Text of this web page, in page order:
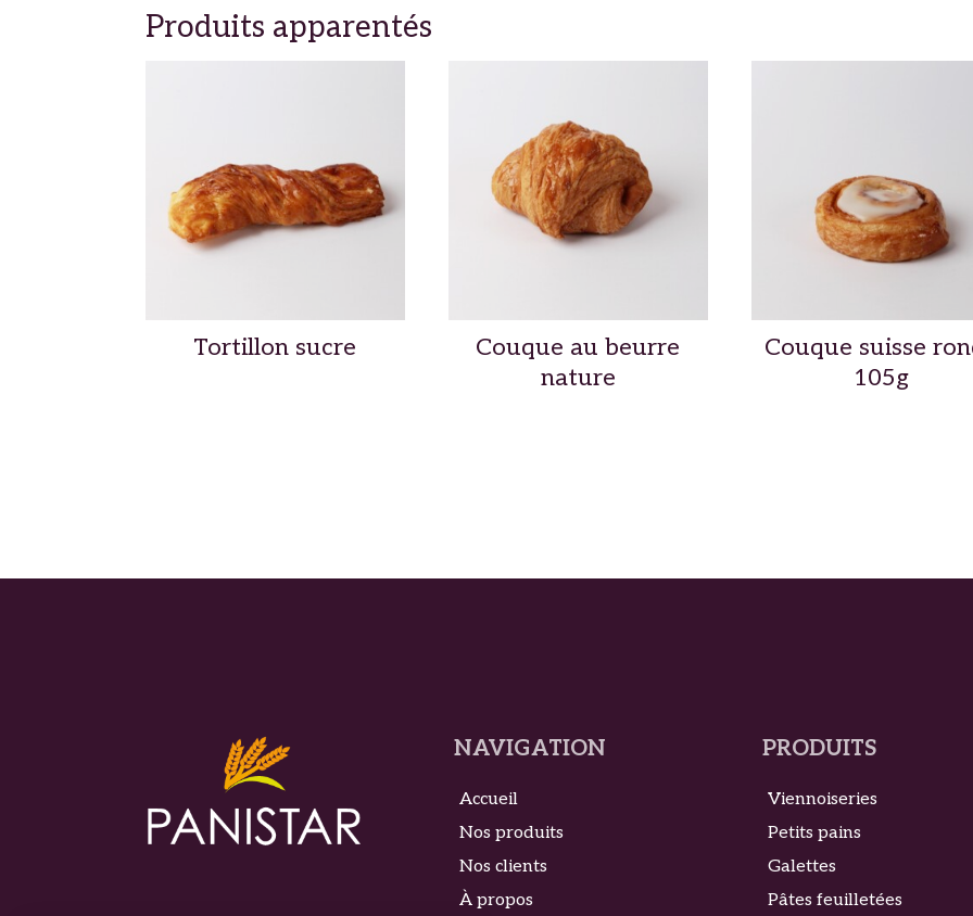
Produits apparentés
Tortillon sucre
Couque au beurre
nature
Couque suisse
105g
NAVIGATION
Accueil
Nos produits
Nos clients
À propos
PRODUITS
Viennoiseries
Petits pains
Galettes
Pâtes feuilletées